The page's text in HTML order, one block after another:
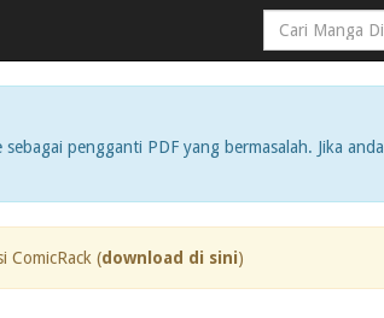
pengganti PDF yang bermasalah. Jika anda
ComicRack (download di sini)